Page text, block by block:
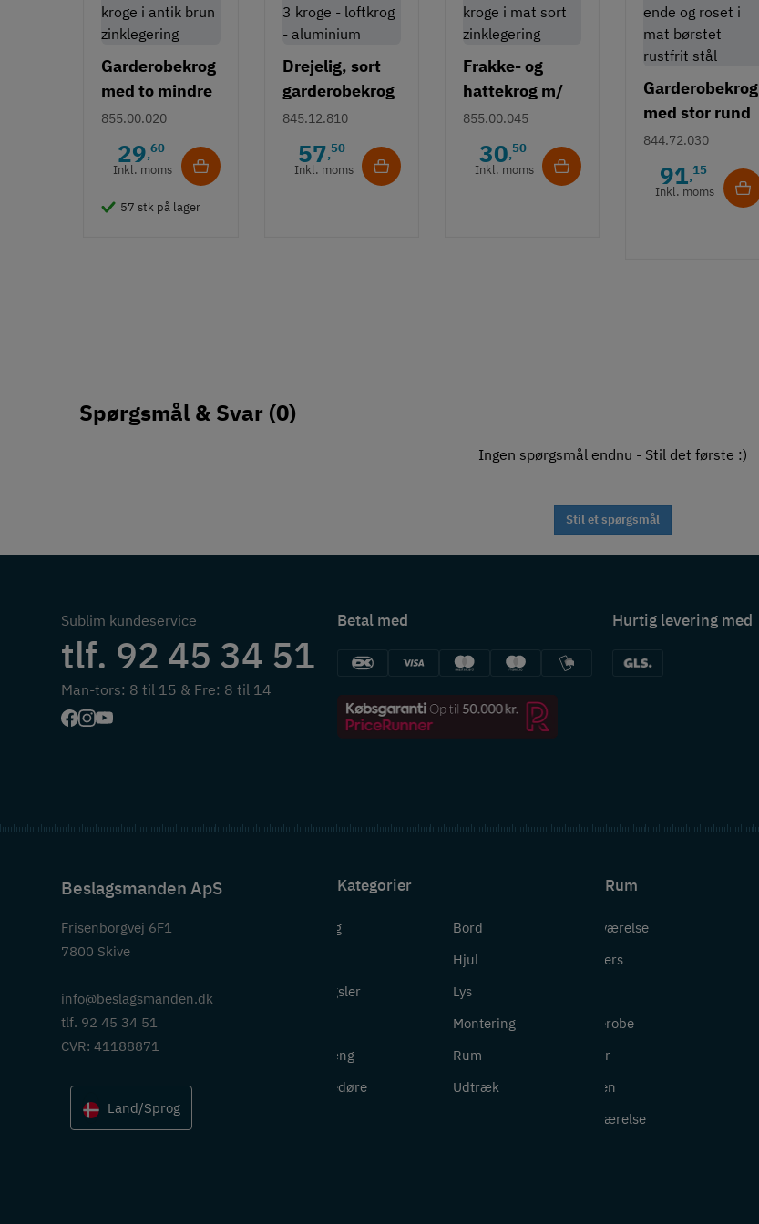
Garderobekrog
med to mindre
kroge i antik
zinklegering
855.00.020
29,60
Inkl. moms
57 stk på lager
Drejelig, sort
garderobekrog
m/ 3 kroge -
loftkrog -
aluminium
845.12.810
57,50
Inkl. moms
Frakke- og
hattekrog m/
to kroge i mat
zinklegering
855.00.045
30,50
Inkl. moms
Garderobekrog
med stor rund
ende og roset i
mat børstet
rustfrit stål
844.72.030
91,15
Inkl. moms
Spørgsmål & Svar (0)
Ingen spørgsmål endnu - Stil det første :)
Stil et spørgsmål
Sublim kundeservice
tlf. 92 45 34 51
Man-tors: 8 til 15 & Fre: 8 til 14
Betal med Hurtig levering med
Beslagsmanden ApS
Frisenborgvej 6F1
7800 Skive
info@beslagsmanden.dk
tlf. 92 45 34 51
CVR: 41188871
Land/Sprog
Kategorier
Beslag
Bord
Hjul
Hængsler
Lys
Montering
Ophæng
Rum
Skydedøre
Udtræk
Rum
Badeværelse
Bryggers
Garderobe
Kontor
Køkken
Soveværelse